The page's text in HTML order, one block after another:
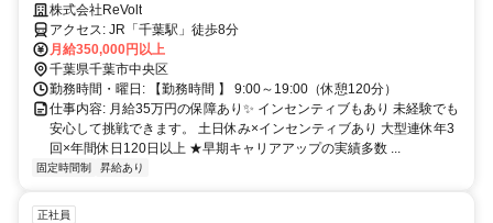
月給35万円保証◆毎月インセンティブの買取営業／土日休みで年休120
日以上
株式会社ReVolt
アクセス: JR「千葉駅」徒歩8分
月給350,000円以上
千葉県千葉市中央区
勤務時間・曜日: 【勤務時間 】 9:00～19:00（休憩120分）
仕事内容: 月給35万円の保障あり✨ インセンティブもあり 未経験でも
安心して挑戦できます。 土日休み×インセンティブあり 大型連休年3
回×年間休日120日以上 ★早期キャリアアップの実績多数 ...
固定時間制 昇給あり
正社員